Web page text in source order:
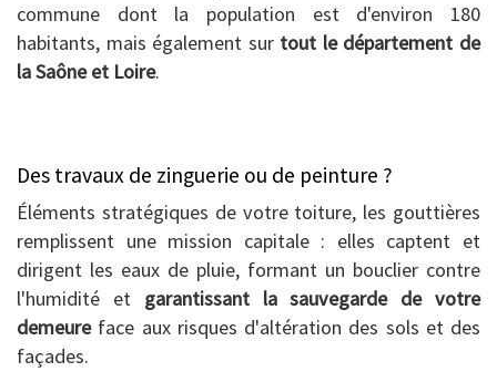
commune dont la population est d'environ 180
habitants, mais également sur tout le département de
la Saône et Loire.
Des travaux de zinguerie ou de peinture ?
Éléments stratégiques de votre toiture, les gouttières
remplissent une mission capitale : elles captent et
dirigent les eaux de pluie, formant un bouclier contre
l'humidité et garantissant la sauvegarde de votre
demeureface aux risques d'altération des sols et des
façades.